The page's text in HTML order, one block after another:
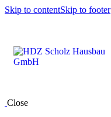
Skip to contentSkip to footer
Close